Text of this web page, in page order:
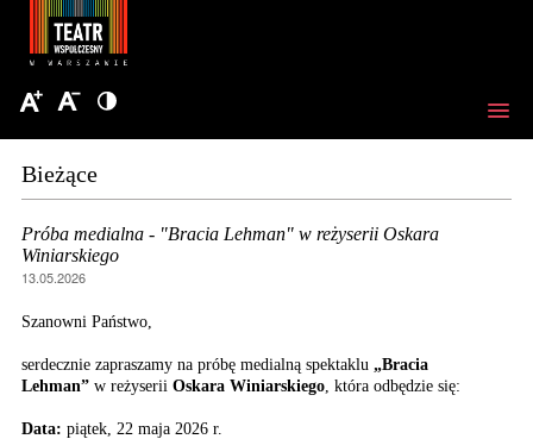
Bieżące
Próba medialna - "Bracia Lehman" w reżyserii Oskara
Winiarskiego
13.05.2026
Szanowni Państwo,
serdecznie zapraszamy na próbę medialną spektaklu „Bracia
Lehman” w reżyserii Oskara Winiarskiego, która odbędzie się:
Data: piątek, 22 maja 2026 r.